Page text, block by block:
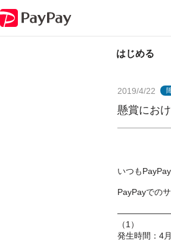
はじめる
2019/4/22
懸賞にお
いつも
PayPayでの
（1）
発生時間：4